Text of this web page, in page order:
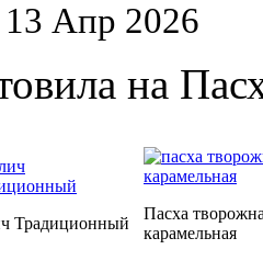
Апр 2026
на
Традиционный
Пасха
карамельная